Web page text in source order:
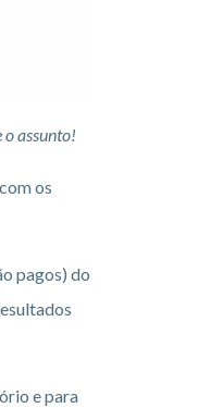
assunto!
os
pagos) do
e para